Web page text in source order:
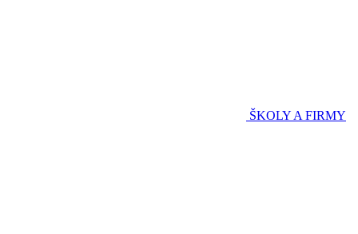
ŠKOLY A FIRMY